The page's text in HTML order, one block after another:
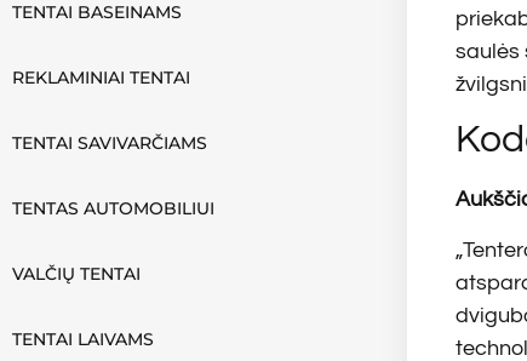
TENTAI BASEINAMS
REKLAMINIAI TENTAI
TENTAI SAVIVARČIAMS
TENTAS AUTOMOBILIUI
VALČIŲ TENTAI
TENTAI LAIVAMS
saulės